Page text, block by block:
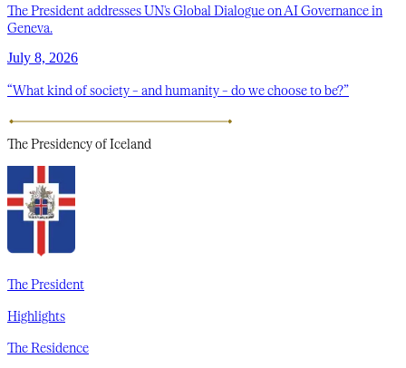
The President addresses UN's Global Dialogue on AI Governance in
Geneva.
July 8, 2026
“What kind of society – and humanity – do we choose to be?”
The Presidencyof Iceland
The President
Highlights
The Residence